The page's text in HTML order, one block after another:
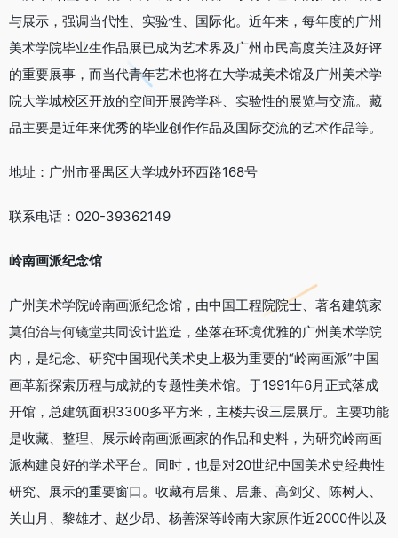
与展示，强调当代性、实验性、国际化。近年来，每年度的广州
美术学院毕业生作品展已成为艺术界及广州市民高度关注及好评
的重要展事，而当代青年艺术也将在大学城美术馆及广州美术学
院大学城校区开放的空间开展跨学科、实验性的展览与交流。藏
品主要是近年来优秀的毕业创作作品及国际交流的艺术作品等。
地址：广州市番禺区大学城外环西路168号
联系电话：020-39362149
岭南画派纪念馆
广州美术学院岭南画派纪念馆，由中国工程院院士、著名建筑家
莫伯治与何镜堂共同设计监造，坐落在环境优雅的广州美术学院
内，是纪念、研究中国现代美术史上极为重要的“岭南画派”中国
画革新探索历程与成就的专题性美术馆。于1991年6月正式落成
开馆，总建筑面积3300多平方米，主楼共设三层展厅。主要功能
是收藏、整理、展示岭南画派画家的作品和史料，为研究岭南画
派构建良好的学术平台。同时，也是对20世纪中国美术史经典性
研究、展示的重要窗口。收藏有居巢、居廉、高剑父、陈树人、
关山月、黎雄才、赵少昂、杨善深等岭南大家原作近2000件以及